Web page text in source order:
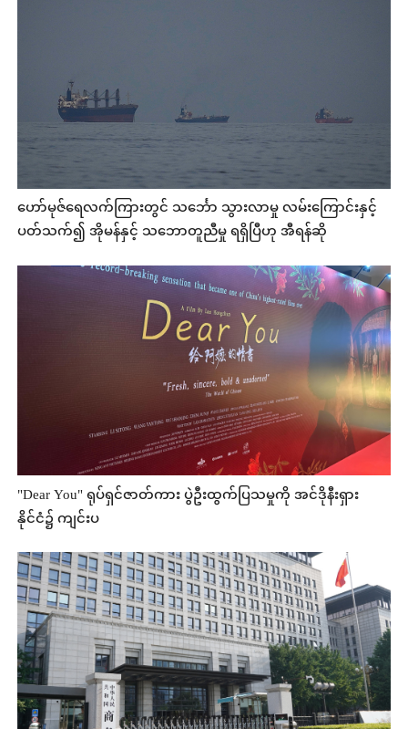
ဟော်မုဇ်ရေလက်ကြားတွင် သင်္ဘော သွားလာမှု လမ်းကြောင်းနှင့်
ပတ်သက်၍ အိုမန်နှင့် သဘောတူညီမှု ရရှိပြီဟု အီရန်ဆို
"Dear You" ရုပ်ရှင်ဇာတ်ကား ပွဲဦးထွက်ပြသမှုကို အင်ဒိုနီးရှား
နိုင်ငံ၌ ကျင်းပ